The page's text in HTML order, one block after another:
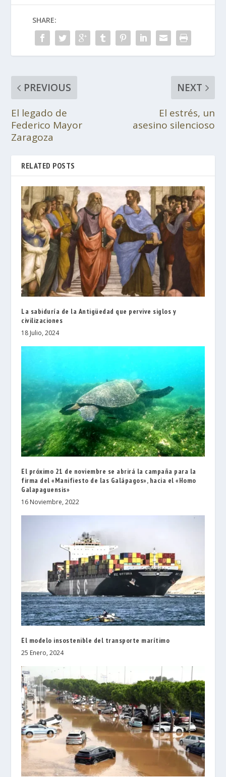
SHARE:
PREVIOUS
El legado de
Federico Mayor
Zaragoza
NEXT
El estrés, un
asesino silencioso
RELATED POSTS
La sabiduría de la Antigüedad que pervive siglos y
civilizaciones
18 Julio, 2024
El próximo 21 de noviembre se abrirá la campaña para la
firma del «Manifiesto de las Galápagos», hacia el «Homo
Galapaguensis»
16 Noviembre, 2022
El modelo insostenible del transporte marítimo
25 Enero, 2024